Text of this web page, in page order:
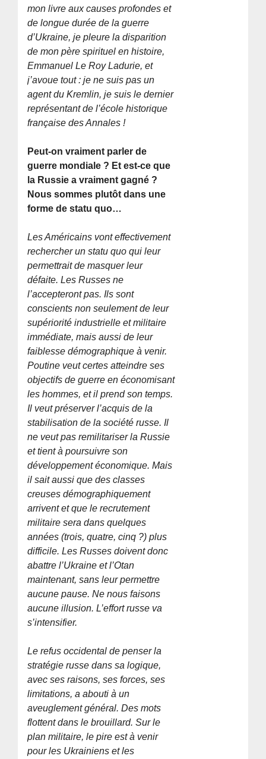
mon livre aux causes profondes et
de longue durée de la guerre
d’Ukraine, je pleure la disparition
de mon père spirituel en histoire,
Emmanuel Le Roy Ladurie, et
j’avoue tout : je ne suis pas un
agent du Kremlin, je suis le dernier
représentant de l’école historique
française des Annales !
Peut-on vraiment parler de
guerre mondiale ? Et est-ce que
la Russie a vraiment gagné ?
Nous sommes plutôt dans une
forme de statu quo…
Les Américains vont effectivement
rechercher un statu quo qui leur
permettrait de masquer leur
défaite. Les Russes ne
l’accepteront pas. Ils sont
conscients non seulement de leur
supériorité industrielle et militaire
immédiate, mais aussi de leur
faiblesse démographique à venir.
Poutine veut certes atteindre ses
objectifs de guerre en économisant
les hommes, et il prend son temps.
Il veut préserver l’acquis de la
stabilisation de la société russe. Il
ne veut pas remilitariser la Russie
et tient à poursuivre son
développement économique. Mais
il sait aussi que des classes
creuses démographiquement
arrivent et que le recrutement
militaire sera dans quelques
années (trois, quatre, cinq ?) plus
difficile. Les Russes doivent donc
abattre l’Ukraine et l’Otan
maintenant, sans leur permettre
aucune pause. Ne nous faisons
aucune illusion. L’effort russe va
s’intensifier.
Le refus occidental de penser la
stratégie russe dans sa logique,
avec ses raisons, ses forces, ses
limitations, a abouti à un
aveuglement général. Des mots
flottent dans le brouillard. Sur le
plan militaire, le pire est à venir
pour les Ukrainiens et les